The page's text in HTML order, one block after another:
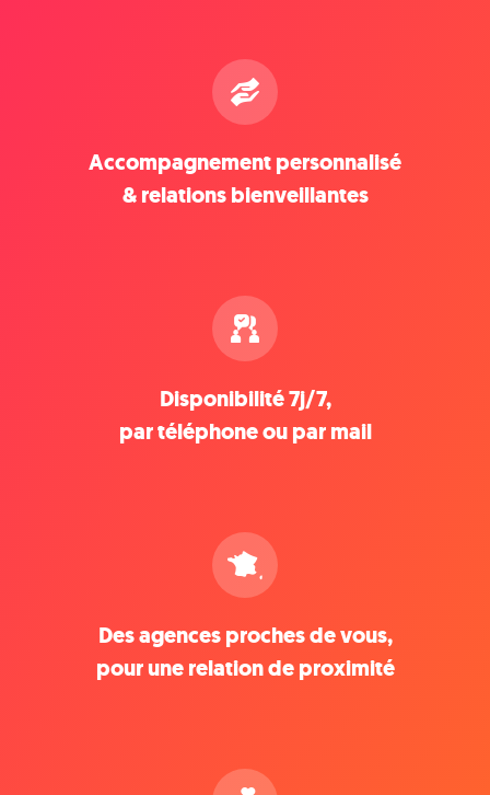
Accompagnement personnalisé
& relations bienveillantes
Disponibilité 7j/7,
par téléphone ou par mail
Des agences proches de vous,
pour une relation de proximité